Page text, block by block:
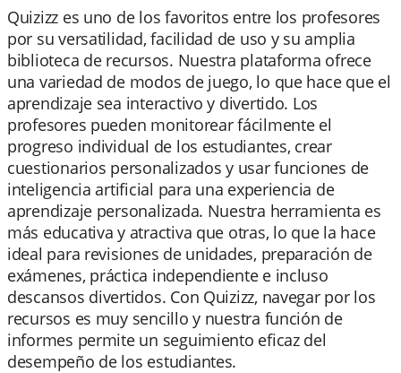
Quizizz es uno de los favoritos entre los profesores
por su versatilidad, facilidad de uso y su amplia
biblioteca de recursos. Nuestra plataforma ofrece
una variedad de modos de juego, lo que hace que el
aprendizaje sea interactivo y divertido. Los
profesores pueden monitorear fácilmente el
progreso individual de los estudiantes, crear
cuestionarios personalizados y usar funciones de
inteligencia artificial para una experiencia de
aprendizaje personalizada. Nuestra herramienta es
más educativa y atractiva que otras, lo que la hace
ideal para revisiones de unidades, preparación de
exámenes, práctica independiente e incluso
descansos divertidos. Con Quizizz, navegar por los
recursos es muy sencillo y nuestra función de
informes permite un seguimiento eficaz del
desempeño de los estudiantes.